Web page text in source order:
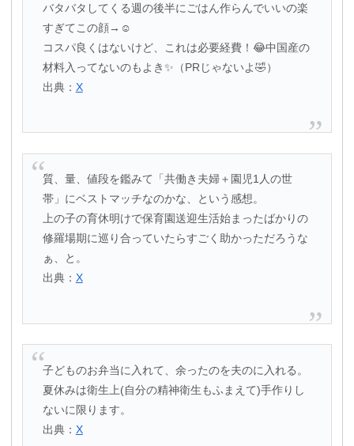
バタバタしてくる週の後半にごはん作らんでいいの楽
すぎてこの顔→☺️
コスパ良くはないけど、これは必要経費！😂中国産の
材料入ってないのもよき✨（PRじゃないよ🤣）
出典： X
質、量、値段を鑑みて「共働き夫婦＋園児1人の世
帯」にベストマッチなのかな、という感想。
上の子の育休明けで保育園送迎生活始まったばかりの
修羅場期に巡り合っていたらすごく助かっただろうな
ぁ、と。
出典： X
子どものお弁当に入れて、余ったのを夫のに入れる。
夏休みは衛生上(自分の精神衛生もふまえて)手作りし
ないに限ります。
出典： X